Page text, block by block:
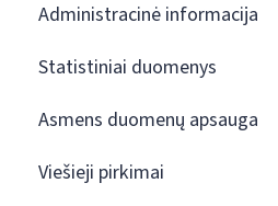
Administracinė informacija
Statistiniai duomenys
Asmens duomenų apsauga
Viešieji pirkimai